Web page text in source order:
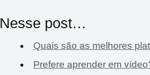
Nesse post…
Quais são as melhores
Prefere aprender em